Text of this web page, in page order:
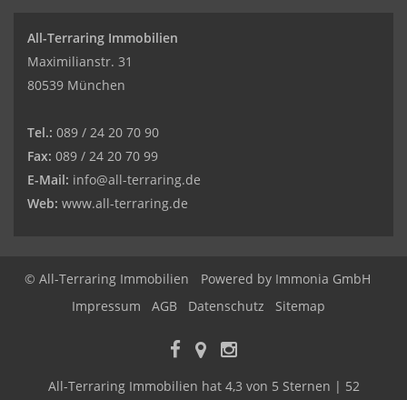
All-Terraring Immobilien
Maximilianstr. 31
80539 München
Tel.: 089 / 24 20 70 90
Fax: 089 / 24 20 70 99
E-Mail: info@all-terraring.de
Web: www.all-terraring.de
© All-Terraring Immobilien Powered by Immonia GmbH
Impressum
AGB Datenschutz Sitemap
All-Terraring Immobilien hat 4,3 von 5 Sternen | 52